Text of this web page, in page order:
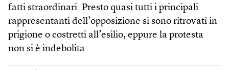
fatti straordinari. Presto quasi tutti i principali
rappresentanti dell’opposizione si sono ritrovati in
prigione o costretti all’esilio, eppure la protesta
non si è indebolita.